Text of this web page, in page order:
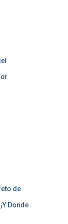
de
Donde